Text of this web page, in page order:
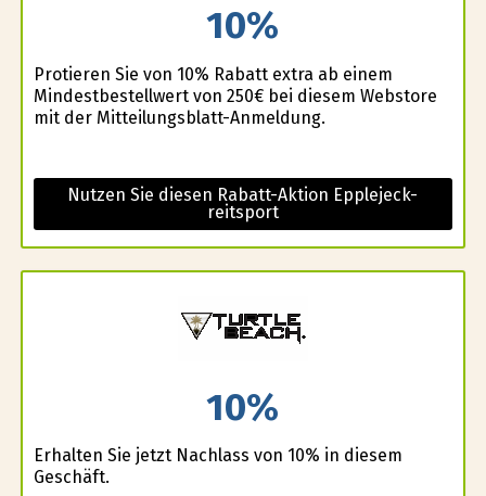
10%
Profitieren Sie von 10% Rabatt extra ab einem
Mindestbestellwert von 250€ bei diesem Webstore
mit der Mitteilungsblatt-Anmeldung.
Nutzen Sie diesen Rabatt-Aktion Epplejeck-
reitsport
10%
Erhalten Sie jetzt Nachlass von 10% in diesem
Geschäft.